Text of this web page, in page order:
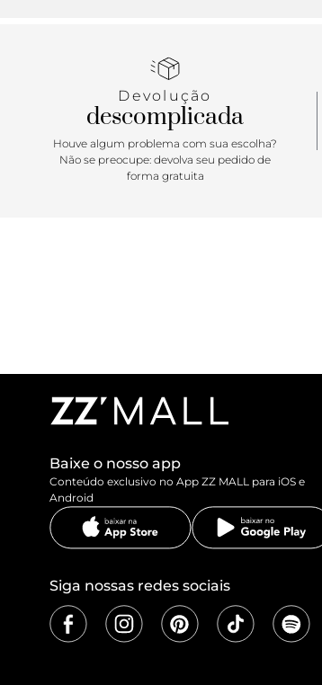
Devolução
descomplicada
Houve algum problema com sua escolha?
Não se preocupe: devolva seu pedido de
forma gratuita
Baixe o nosso app
Conteúdo exclusivo no App ZZ MALL para iOS e
Android
Siga nossas redes sociais